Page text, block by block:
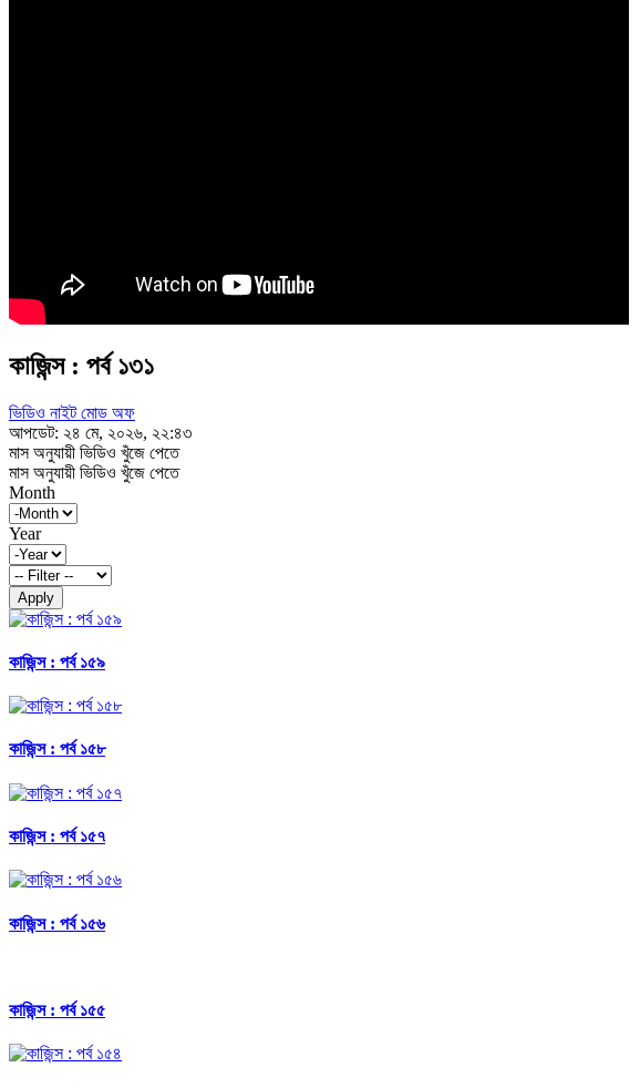
কাজিন্স : পর্ব ১৩১
ভিডিও নাইট মোড অফ
আপডেট: ২৪ মে, ২০২৬, ২২:৪৩
মাস অনুযায়ী ভিডিও খুঁজে পেতে
মাস অনুযায়ী ভিডিও খুঁজে পেতে
Month
Year
Apply
কাজিন্স : পর্ব ১৫৯
কাজিন্স : পর্ব ১৫৮
কাজিন্স : পর্ব ১৫৭
কাজিন্স : পর্ব ১৫৬
কাজিন্স : পর্ব ১৫৫